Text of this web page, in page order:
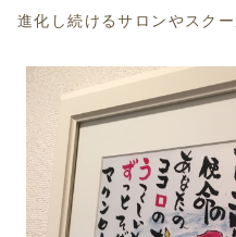
進化し続けるサロンやスク